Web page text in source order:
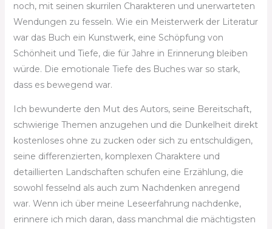
noch, mit seinen skurrilen Charakteren und unerwarteten
Wendungen zu fesseln. Wie ein Meisterwerk der Literatur
war das Buch ein Kunstwerk, eine Schöpfung von
Schönheit und Tiefe, die für Jahre in Erinnerung bleiben
würde. Die emotionale Tiefe des Buches war so stark,
dass es bewegend war.
Ich bewunderte den Mut des Autors, seine Bereitschaft,
schwierige Themen anzugehen und die Dunkelheit direkt
kostenloses ohne zu zucken oder sich zu entschuldigen,
seine differenzierten, komplexen Charaktere und
detaillierten Landschaften schufen eine Erzählung, die
sowohl fesselnd als auch zum Nachdenken anregend
war. Wenn ich über meine Leseerfahrung nachdenke,
erinnere ich mich daran, dass manchmal die mächtigsten